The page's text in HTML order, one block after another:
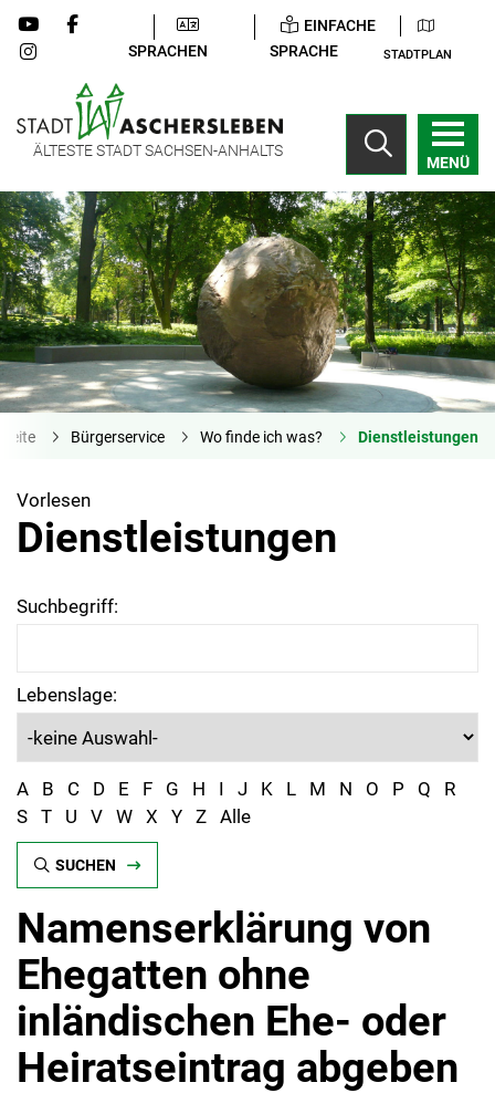
SPRACHEN
EINFACHE
SPRACHE
STADTPLAN
ÄLTESTE STADT SACHSEN-ANHALTS
MENÜ
Bürgerservice Wo finde ich was? Dienstleistungen
Vorlesen
Dienstleistungen
Suchbegriff:
Lebenslage:
A B C D E F G H I J K L M N O P Q
R
S T U V W X Y Z Alle
SUCHEN
Namenserklärung von
Ehegatten ohne
inländischen Ehe- oder
Heiratseintrag abgeben